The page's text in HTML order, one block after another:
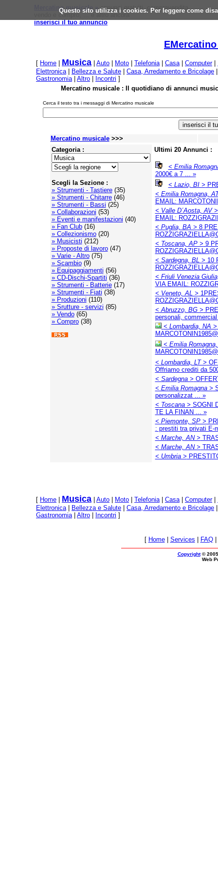
Questo sito utilizza i cookies. Per leggere come
Mercatino musicale »annunci gratuiti, compravendita,
vendo e compro, ... e altro ancora
inserisci il tuo annuncio
[ Home Musica Auto Moto Telefonia| Casa| Computer|
Elettronica| Bellezza e Salute Casa, Arredamento e Bricolage
Gastronomia| Altro Incontri ]
Mercatino musicale : Il quotidiano di annunci
Cerca il testo tra i messaggi di Mercatino musicale
Mercatino musicale>>>
Categoria :
Scegli la Sezione :
» Strumenti - Tastiere(35)
» Strumenti - Chitarre(46)
» Strumenti - Bassi (25)
» Collaborazioni (53)
» Eventi e manifestazioni (40)
» Fan Club(16)
» Collezionismo(20)
» Musicisti (212)
» Proposte di lavoro(47)
» Varie - Altro(75)
» Scambio(9)
» Equipaggiamenti (56)
» CD-Dischi-Spartiti (36)
» Strumenti - Batterie(17)
» Strumenti - Fiati (38)
» Produzioni (110)
» Srutture - servizi (85)
» Vendo(65)
» Compro(38)
Ultimi 20 Annunci :
< Emilia
2000€ a 7 ... »
< Lazio, BI >
< Emilia Romagna,
EMAIL:
< Valle D´Aosta, AV >
EMAIL:
< Puglia, BA >8
< Toscana, AP >9
< Sardegna, BL >10
< Friuli Venezia
VIA EMAIL:
< Veneto, AL >
< Abruzzo, BG >
personali,
< Lombardia, NA >
< Emilia
< Lombardia, LT >
Offriamo crediti da
< Sardegna >
< Emilia Romagna >
personalizzat ... »
< Toscana >SOGNI
TE LA FINAN ... »
< Piemonte, SP >
: prestiti tra privati E-
< Marche, AN >
< Marche, AN >
< Umbria >
[ Home Musica Auto Moto Telefonia| Casa| Computer|
Elettronica| Bellezza e Salute Casa, Arredamento e Bricolage
Gastronomia| Altro Incontri ]
[ Home| Services FAQ|
Copyright©
Web